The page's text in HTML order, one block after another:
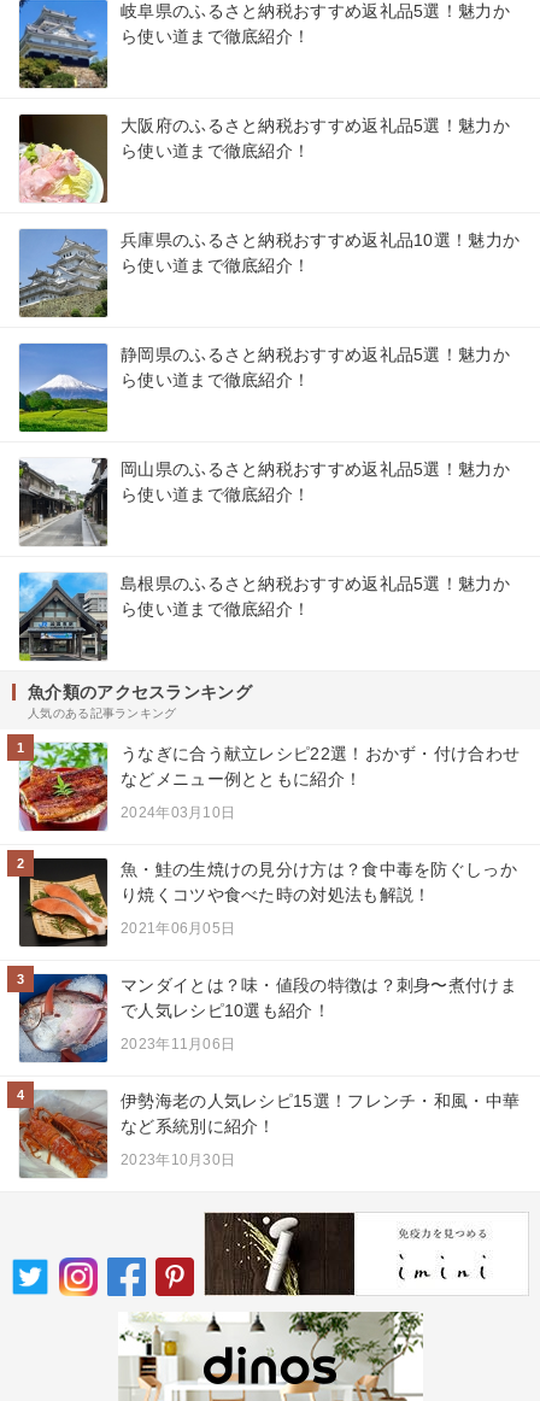
岐阜県のふるさと納税おすすめ返礼品5選！魅力か
ら使い道まで徹底紹介！
大阪府のふるさと納税おすすめ返礼品5選！魅力か
ら使い道まで徹底紹介！
兵庫県のふるさと納税おすすめ返礼品10選！魅力か
ら使い道まで徹底紹介！
静岡県のふるさと納税おすすめ返礼品5選！魅力か
ら使い道まで徹底紹介！
岡山県のふるさと納税おすすめ返礼品5選！魅力か
ら使い道まで徹底紹介！
島根県のふるさと納税おすすめ返礼品5選！魅力か
ら使い道まで徹底紹介！
魚介類のアクセスランキング
人気のある記事ランキング
1
うなぎに合う献立レシピ22選！おかず・付け合わせ
などメニュー例とともに紹介！
2024年03月10日
2
魚・鮭の生焼けの見分け方は？食中毒を防ぐしっか
り焼くコツや食べた時の対処法も解説！
2021年06月05日
3
マンダイとは？味・値段の特徴は？刺身〜煮付けま
で人気レシピ10選も紹介！
2023年11月06日
4
伊勢海老の人気レシピ15選！フレンチ・和風・中華
など系統別に紹介！
2023年10月30日